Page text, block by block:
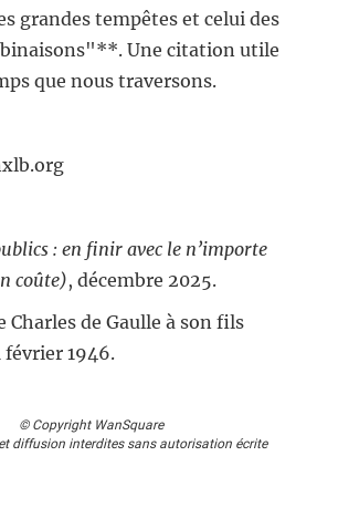
grandes tempêtes et celui des
Une citation utile
que nous traversons.
: en finir avec le n’importe
coûte), décembre 2025.
de Gaulle à son fils
février 1946.
© Copyright WanSquare
diffusion interdites sans autorisation écrite